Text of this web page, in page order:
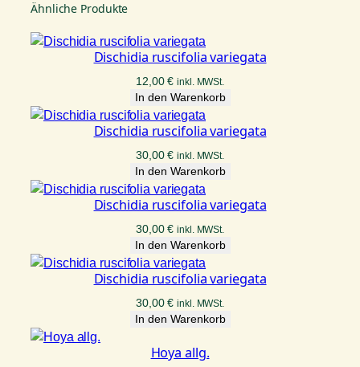
Ähnliche Produkte
Dischidia ruscifolia variegata
12,00€ inkl. MWSt.
In den Warenkorb
Dischidia ruscifolia variegata
30,00€ inkl. MWSt.
In den Warenkorb
Dischidia ruscifolia variegata
30,00€ inkl. MWSt.
In den Warenkorb
Dischidia ruscifolia variegata
30,00€ inkl. MWSt.
In den Warenkorb
Hoya allg.